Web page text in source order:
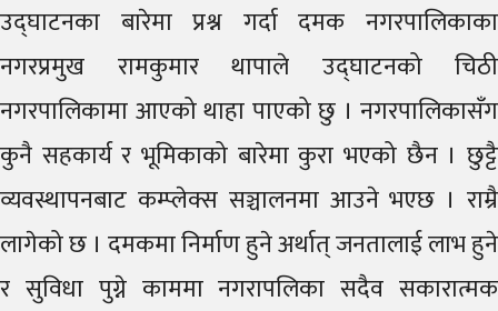
उद्घाटनका बारेमा प्रश्न गर्दा दमक नगरपालिकाका
नगरप्रमुख रामकुमार थापाले उद्घाटनको चिठी
नगरपालिकामा आएको थाहा पाएको छु । नगरपालिकासँग
कुनै सहकार्य र भूमिकाको बारेमा कुरा भएको छैन । छुट्टै
व्यवस्थापनबाट कम्प्लेक्स सञ्चालनमा आउने भएछ । राम्रै
लागेको छ । दमकमा निर्माण हुने अर्थात् जनतालाई लाभ हुने
र सुविधा पुग्ने काममा नगरापलिका सदैव सकारात्मक